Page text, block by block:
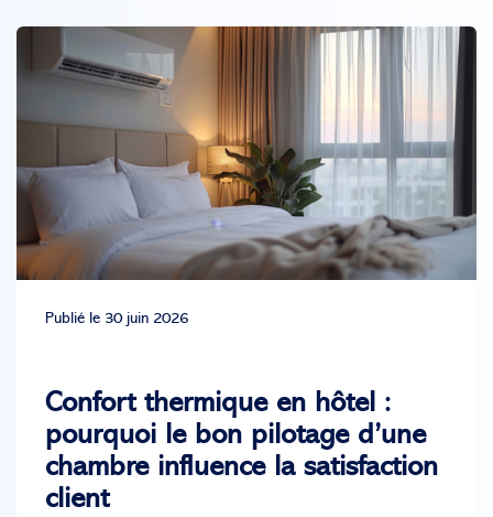
Publié le 30 juin 2026
Confort thermique en hôtel :
pourquoi le bon pilotage d’une
chambre influence la satisfaction
client